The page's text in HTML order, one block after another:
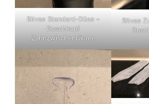
Bitvae Standard-Düse –
Duschkopf
Zahnzwischenräume
Bitvae